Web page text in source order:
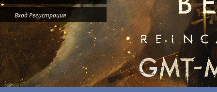
ВходРегистрация